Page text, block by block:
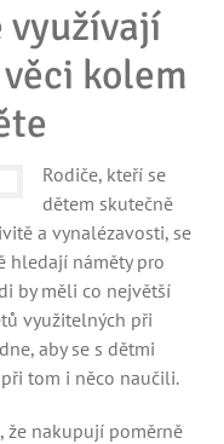
využívají
kolem
Rodiče, kteří se
dětem skutečně
a vynalézavosti, se
hledají náměty pro
by měli co největší
využitelných při
aby se s dětmi
tom i něco naučili.
že nakupují poměrně